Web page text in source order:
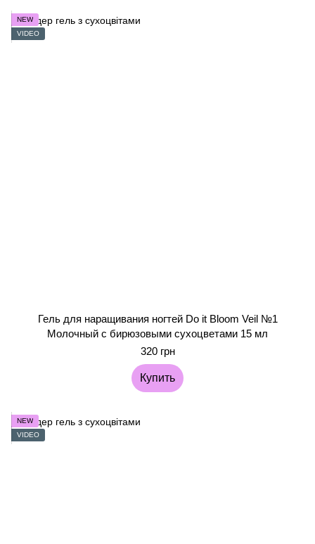
NEW
VIDEO
Гель для наращивания ногтей Do it Bloom Veil №1
Молочный с бирюзовыми сухоцветами 15 мл
320 грн
Купить
NEW
VIDEO